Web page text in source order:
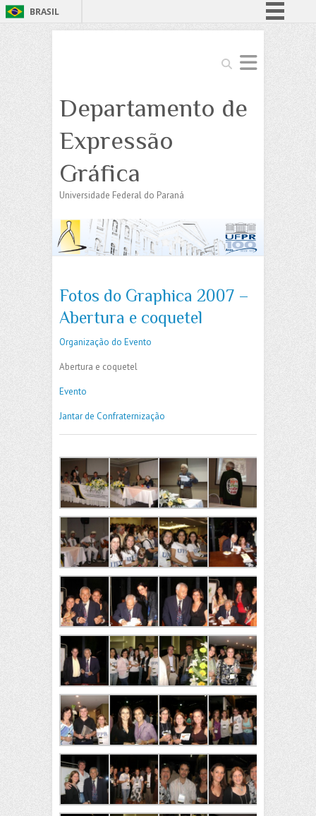
BRASIL
Simplifique!
Comunica BR
Acesso à informação
Search
Departamento de
Expressão
Gráfica
Universidade Federal do Paraná
Fotos do Graphica 2007 –
Abertura e coquetel
Organização do Evento
Abertura e coquetel
Evento
Jantar de Confraternização